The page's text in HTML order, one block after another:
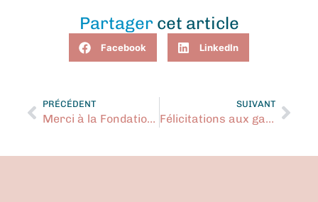
Partagercet article
Facebook LinkedIn
PRÉCÉDENT
Merci à la Fondation du Grand Montréal
SUIVANT
Félicitations aux gagnantes et gagnants de la loterie des fêtes !